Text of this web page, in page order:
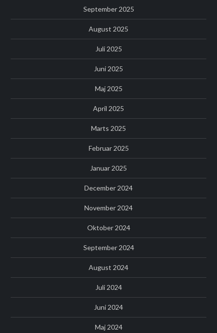
September 2025
August 2025
Juli 2025
Juni 2025
Maj 2025
April 2025
Marts 2025
Februar 2025
Januar 2025
December 2024
November 2024
Oktober 2024
September 2024
August 2024
Juli 2024
Juni 2024
Maj 2024